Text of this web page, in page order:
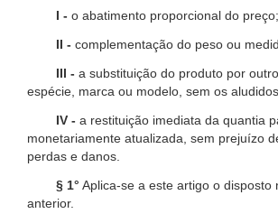
I - o abatimento proporcional do preço;
II - complementação do peso ou
III - a substituição do produto por
espécie, marca ou modelo, sem os
IV - a restituição imediata da quantia
monetariamente atualizada, sem prejuízo
perdas e danos.
§ 1° Aplica-se a este artigo o disposto
anterior.